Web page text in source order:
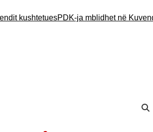
PDK-ja mblidhet në Kuvend,